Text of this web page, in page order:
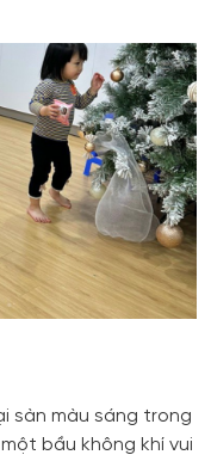
sàn màu sáng trong
bầu không khí vui